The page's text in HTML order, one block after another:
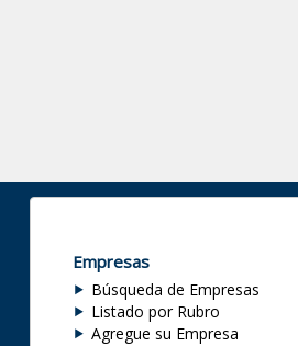
Empresas
Búsqueda de Empresas
Listado por Rubro
Agregue su Empresa